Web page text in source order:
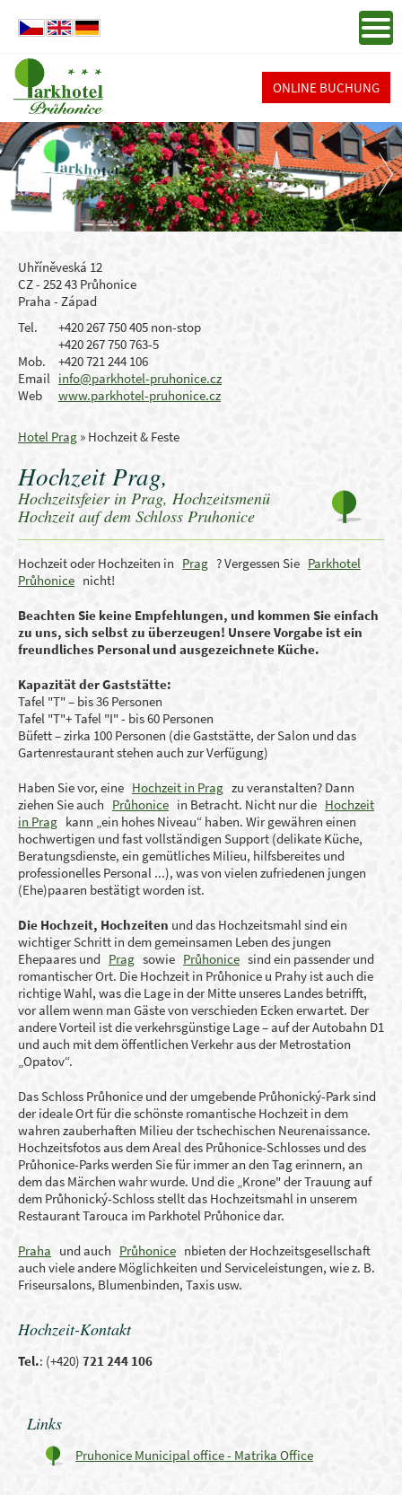
ONLINE BUCHUNG
Uhříněveská 12
CZ - 252 43 Průhonice
Praha - Západ
Tel.
+420 267 750 405 non-stop
+420 267 750 763-5
Mob.
+420 721 244 106
Email info@parkhotel-pruhonice.cz
Web
www.parkhotel-pruhonice.cz
Hotel Prag » Hochzeit & Feste
Hochzeit Prag,
Hochzeitsfeier in Prag, Hochzeitsmenü
Hochzeit auf dem Schloss Pruhonice
Hochzeit oder Hochzeiten in Prag ? Vergessen Sie Parkhotel
Průhonice nicht!
Beachten Sie keine Empfehlungen, und kommen Sie einfach
zu uns, sich selbst zu überzeugen! Unsere Vorgabe ist ein
freundliches Personal und ausgezeichnete Küche.
Kapazität der Gaststätte:
Tafel "T" – bis 36 Personen
Tafel "T"+ Tafel "I" - bis 60 Personen
Büfett – zirka 100 Personen (die Gaststätte, der Salon und das
Gartenrestaurant stehen auch zur Verfügung)
Haben Sie vor, eine Hochzeit in Prag zu veranstalten? Dann
ziehen Sie auch Průhonice in Betracht. Nicht nur die Hochzeit
in Prag kann „ein hohes Niveau“ haben. Wir gewähren einen
hochwertigen und fast vollständigen Support (delikate Küche,
Beratungsdienste, ein gemütliches Milieu, hilfsbereites und
professionelles Personal ...), was von vielen zufriedenen jungen
(Ehe)paaren bestätigt worden ist.
Die Hochzeit, Hochzeiten und das Hochzeitsmahl sind ein
wichtiger Schritt in dem gemeinsamen Leben des jungen
Ehepaares und Prag sowie Průhonice sind ein passender und
romantischer Ort. Die Hochzeit in Průhonice u Prahy ist auch die
richtige Wahl, was die Lage in der Mitte unseres Landes betrifft,
vor allem wenn man Gäste von verschieden Ecken erwartet. Der
andere Vorteil ist die verkehrsgünstige Lage – auf der Autobahn D1
und auch mit dem öffentlichen Verkehr aus der Metrostation
„Opatov“.
Das Schloss Průhonice und der umgebende Průhonický-Park sind
der ideale Ort für die schönste romantische Hochzeit in dem
wahren zauberhaften Milieu der tschechischen Neurenaissance.
Hochzeitsfotos aus dem Areal des Průhonice-Schlosses und des
Průhonice-Parks werden Sie für immer an den Tag erinnern, an
dem das Märchen wahr wurde. Und die „Krone" der Trauung auf
dem Průhonický-Schloss stellt das Hochzeitsmahl in unserem
Restaurant Tarouca im Parkhotel Průhonice dar.
Praha und auch Průhonice nbieten der Hochzeitsgesellschaft
auch viele andere Möglichkeiten und Serviceleistungen, wie z. B.
Friseursalons, Blumenbinden, Taxis usw.
Hochzeit-Kontakt
Tel.: (+420) 721 244 106
Links
Pruhonice Municipal office - Matrika Office